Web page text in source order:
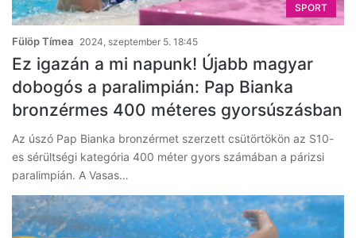
SPORT
Fülöp Tímea 2024, szeptember 5. 18:45
Ez igazán a mi napunk! Újabb magyar
dobogós a paralimpián: Pap Bianka
bronzérmes 400 méteres gyorsúszásban
Az úszó Pap Bianka bronzérmet szerzett csütörtökön az S10-
es sérültségi kategória 400 méter gyors számában a párizsi
paralimpián. A Vasas…